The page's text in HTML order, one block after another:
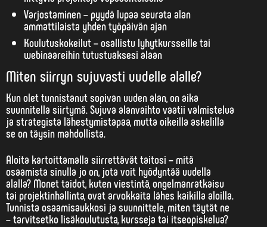
Varjostaminen – pyydä lupaa seurata alan
ammattilaista yhden työpäivän ajan
Koulutuskokeilut – osallistu lyhytkursseille tai
webinaareihin tutustuaksesi alaan
Miten siirryn sujuvasti uudelle alalle?
Kun olet tunnistanut sopivan uuden alan, on aika
suunnitella siirtymä. Sujuva alanvaihto vaatii valmistelua
ja strategista lähestymistapaa, mutta oikeilla askelilla
se on täysin mahdollista.
Aloita kartoittamalla siirrettävät taitosi – mitä
osaamista sinulla jo on, jota voit hyödyntää uudella
alalla? Monet taidot, kuten viestintä, ongelmanratkaisu
tai projektinhallinta, ovat arvokkaita lähes kaikilla aloilla.
Tunnista osaamisaukkosi ja suunnittele, miten täytät ne
– tarvitsetko lisäkoulutusta, kursseja tai itseopiskelua?